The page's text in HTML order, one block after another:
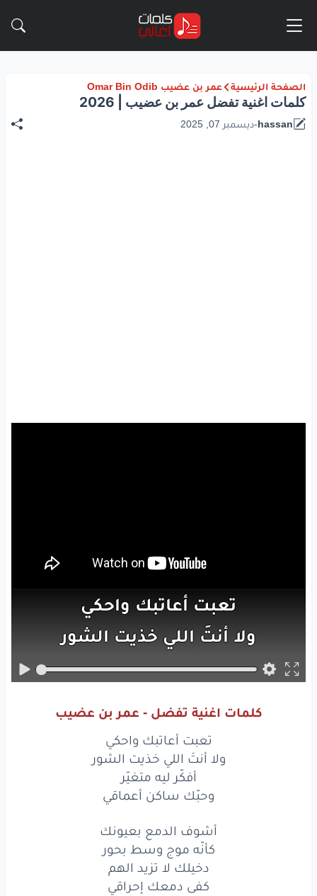
الصفحة الرئيسية عمر بن عضيب Omar Bin Odib
كلمات اغنية تفضل عمر بن عضيب | 2026
hassan
-ديسمبر 07, 2025
تعبت أعاتبك واحكي
ولا أنتَ اللي خذيت الشور
أفكّرليهمتغيّر
الدمع
كأنّهموجوسطبحور
دخيلكلاتزيدالهم
كفى
دمعك
إحراقي
عرفتإن الهوىدربه
صعيب ومالهالمقدور
كلمات اغنية تفضل - عمر بن عضيب
تعبت أعاتبك واحكي
ولا أنتَ اللي خذيت الشور
أفكّر ليه متغيّر
وحبّك ساكن أعماقي
أشوف الدمع بعيونك
كأنّه موج وسط بحور
دخيلك لا تزيد الهم
كفى دمعك إحراقي